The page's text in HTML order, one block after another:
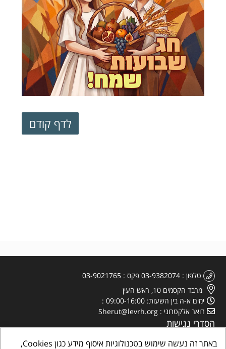
טלפון 03-9382074 פקס
03-9021765
מרבד הקסמים 10, ראש העין
ימים א-ה בין השעות: 09:00-16:00
דואר אלקטרוני
Sherut@levrh.org
הסדרי נגישות
באתר זה נעשה שימוש בטכנולוגיות איסוף מידע כגון Cookies,